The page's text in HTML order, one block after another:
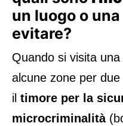
un luogo o
evitare?
Quando si visita
alcune zone per
il timore per la
microcriminalità